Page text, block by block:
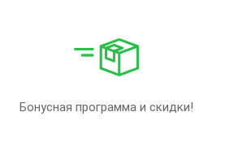
Бонусная программа и скидки!